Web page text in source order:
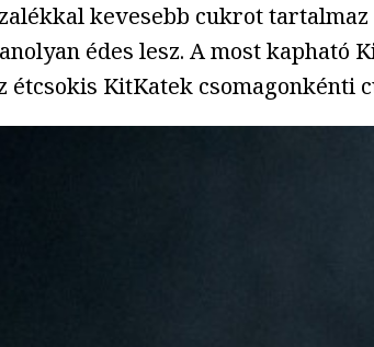
kevesebb cukrot
édes lesz. A most kapható
étcsokis KitKatek csomagonkénti